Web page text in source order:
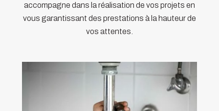
accompagne dans la réalisation de vos projets en
vous garantissant des prestations à la hauteur de
vos attentes.